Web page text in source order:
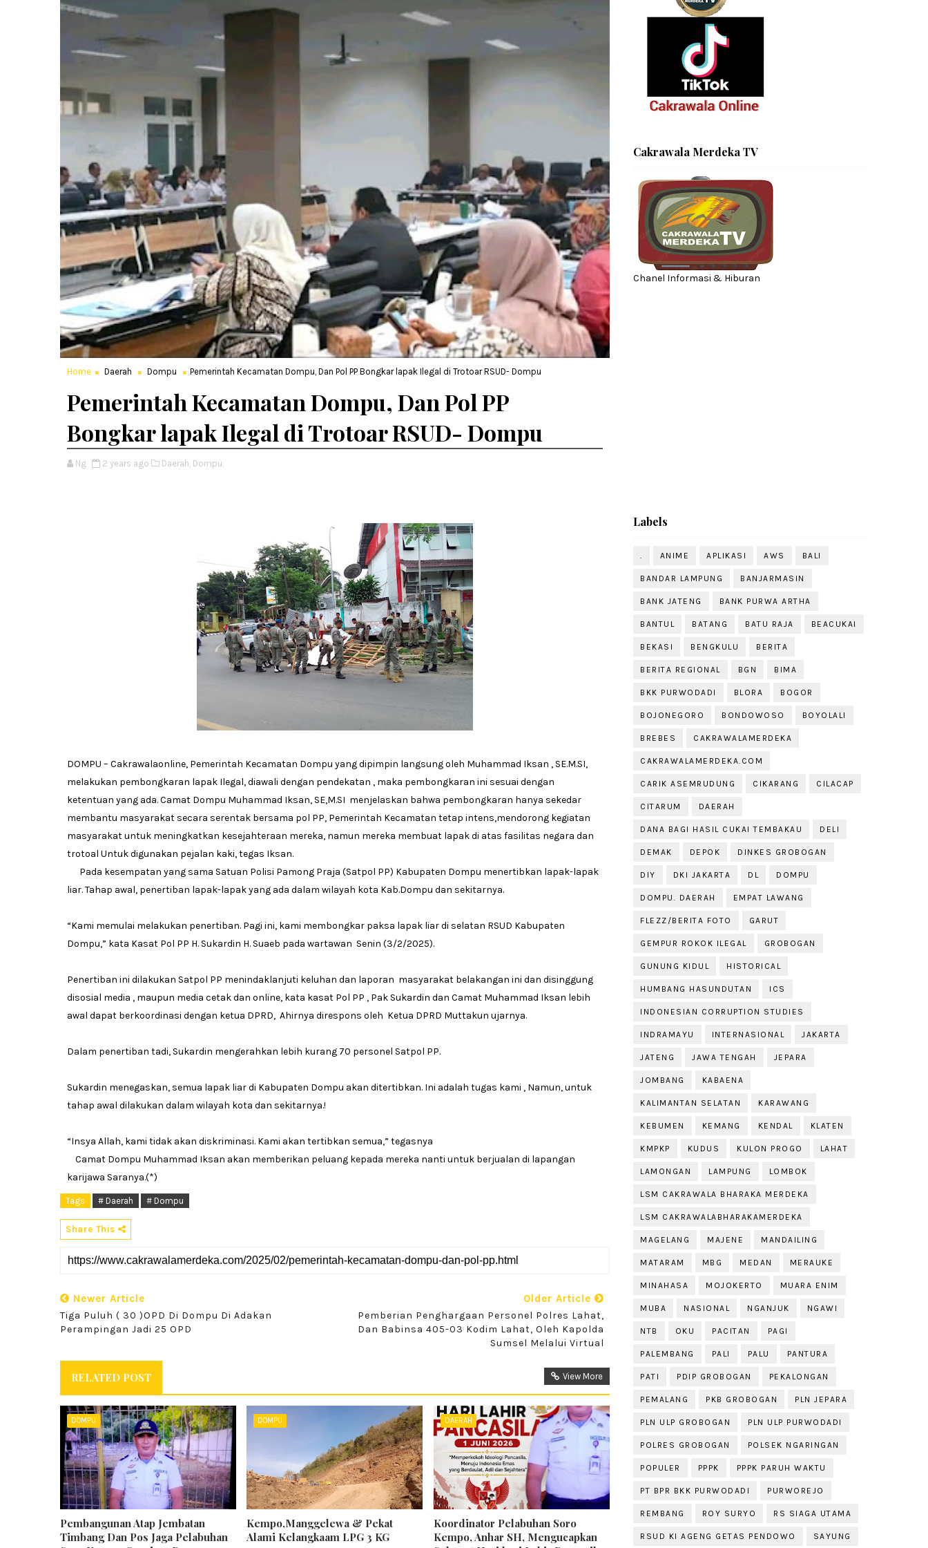
Home Daerah Dompu Pemerintah Kecamatan Dompu, Dan Pol PP Bongkar lapak Ilegal di Trotoar RSUD- Dompu
Pemerintah Kecamatan Dompu, Dan Pol PP
Bongkar lapak Ilegal di Trotoar RSUD- Dompu
Ng 2 years ago Daerah, Dompu,
DOMPU – Cakrawalaonline, Pemerintah Kecamatan Dompu yang dipimpin langsung oleh Muhammad Iksan , SE.M.SI,
melakukan pembongkaran lapak Ilegal, diawali dengan pendekatan , maka pembongkaran ini sesuai dengan
ketentuan yang ada. Camat Dompu Muhammad Iksan, SE,M.SI menjelaskan bahwa pembongkaran hanya sekedar
membantu masyarakat secara serentak bersama pol PP, Pemerintah Kecamatan tetap intens,mendorong kegiatan
masyarakat untuk meningkatkan kesejahteraan mereka, namun mereka membuat lapak di atas fasilitas negara dan
trotoal Untuk digunakan pejalan kaki, tegas Iksan.
Pada kesempatan yang sama Satuan Polisi Pamong Praja (Satpol PP) Kabupaten Dompu menertibkan lapak-lapak
liar. Tahap awal, penertiban lapak-lapak yang ada dalam wilayah kota Kab.Dompu dan sekitarnya.
“Kami memulai melakukan penertiban. Pagi ini, kami membongkar paksa lapak liar di selatan RSUD Kabupaten
Dompu,” kata Kasat Pol PP H. Sukardin H. Suaeb pada wartawan Senin (3/2/2025).
Penertiban ini dilakukan Satpol PP menindaklanjuti keluhan dan laporan masyarakat belakangan ini dan disinggung
disosial media , maupun media cetak dan online, kata kasat Pol PP , Pak Sukardin dan Camat Muhammad Iksan lebih
awal dapat berkoordinasi dengan ketua DPRD, Ahirnya direspons oleh Ketua DPRD Muttakun ujarnya.
Dalam penertiban tadi, Sukardin mengerahkan lebih kurang 70 personel Satpol PP.
Sukardin menegaskan, semua lapak liar di Kabupaten Dompu akan ditertibkan. Ini adalah tugas kami , Namun, untuk
tahap awal dilakukan dalam wilayah kota dan sekitarnya.!
“Insya Allah, kami tidak akan diskriminasi. Kami akan tertibkan semua,” tegasnya
Camat Dompu Muhammad Iksan akan memberikan peluang kepada mereka nanti untuk berjualan di lapangan
karijawa Saranya.(*)
Tags # Daerah # Dompu
Share This
Newer Article
Tiga Puluh ( 30 )OPD Di Dompu Di Adakan
Perampingan Jadi 25 OPD
Older Article
Pemberian Penghargaan Personel Polres Lahat,
Dan Babinsa 405-03 Kodim Lahat, Oleh Kapolda
Sumsel Melalui Virtual
RELATED POST View More
DOMPU
Pembangunan Atap Jembatan
Timbang Dan Pos Jaga Pelabuhan
DOMPU
Kempo,Manggelewa & Pekat
Alami Kelangkaam LPG 3 KG
DAERAH
Koordinator Pelabuhan Soro
Kempo, Anhar SH, Mengucapkan
Cakrawala Merdeka TV
Chanel Informasi & Hiburan
Labels
. ANIME APLIKASI AWS BALI
BANDAR LAMPUNG BANJARMASIN
BANK JATENG BANK PURWA ARTHA
BANTUL BATANG BATU RAJA BEACUKAI
BEKASI BENGKULU BERITA
BERITA REGIONAL BGN BIMA
BKK PURWODADI BLORA BOGOR
BOJONEGORO BONDOWOSO BOYOLALI
BREBES CAKRAWALAMERDEKA
CAKRAWALAMERDEKA.COM
CARIK ASEMRUDUNG CIKARANG CILACAP
CITARUM DAERAH
DANA BAGI HASIL CUKAI TEMBAKAU DELI
DEMAK DEPOK DINKES GROBOGAN
DIY DKI JAKARTA DL DOMPU
DOMPU. DAERAH EMPAT LAWANG
FLEZZ/BERITA FOTO GARUT
GEMPUR ROKOK ILEGAL GROBOGAN
GUNUNG KIDUL HISTORICAL
HUMBANG HASUNDUTAN ICS
INDONESIAN CORRUPTION STUDIES
INDRAMAYU INTERNASIONAL JAKARTA
JATENG JAWA TENGAH JEPARA
JOMBANG KABAENA
KALIMANTAN SELATAN KARAWANG
KEBUMEN KEMANG KENDAL KLATEN
KMPKP KUDUS KULON PROGO LAHAT
LAMONGAN LAMPUNG LOMBOK
LSM CAKRAWALA BHARAKA MERDEKA
LSM CAKRAWALABHARAKAMERDEKA
MAGELANG MAJENE MANDAILING
MATARAM MBG MEDAN MERAUKE
MINAHASA MOJOKERTO MUARA ENIM
MUBA NASIONAL NGANJUK NGAWI
NTB OKU PACITAN PAGI
PALEMBANG PALI PALU PANTURA
PATI PDIP GROBOGAN PEKALONGAN
PEMALANG PKB GROBOGAN PLN JEPARA
PLN ULP GROBOGAN PLN ULP PURWODADI
POLRES GROBOGAN POLSEK NGARINGAN
POPULER PPPK PPPK PARUH WAKTU
PT BPR BKK PURWODADI PURWOREJO
REMBANG ROY SURYO RS SIAGA UTAMA
RSUD KI AGENG GETAS PENDOWO SAYUNG